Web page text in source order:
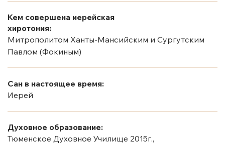
Кем совершена иерейская
хиротония:
Митрополитом Ханты-Мансийским и Сургутским
Павлом (Фокиным)
Сан в настоящее время:
Иерей
Духовное образование:
Тюменское Духовное Училище 2015г.,